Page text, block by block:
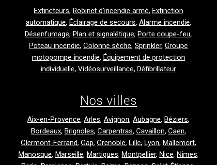
Extincteurs, Robinet d’incendie armé, Extinction
automatique, Éclairage de secours, Alarme incendie,
Désenfumage,Plan et signalétique,Porte coupe-feu,
Poteau incendie, Colonne sèche, Sprinkler, Groupe
motopompe incendie, Équipement de protection
individuelle, Vidéosurveillance, Défibrillateur
Nos villes
Aix-en-Provence,Arles,Avignon,Aubagne,Béziers,
Bordeaux, Brignoles, Carpentras, Cavaillon, Caen,
Clermont-Ferrand, Gap, Grenoble, Lille, Lyon, Mallemort,
Manosque, Marseille, Martigues, Montpellier, Nice, Nîmes,